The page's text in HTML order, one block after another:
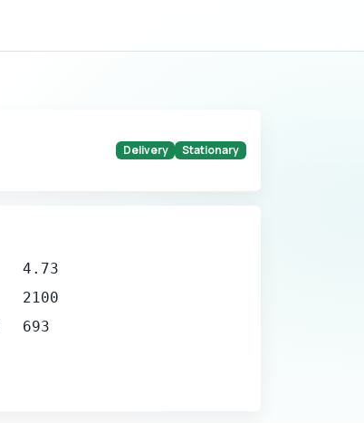
Delivery Stationary
4.73
2100
693